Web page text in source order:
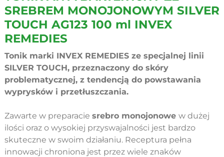
SREBREM MONOJONOWYM SILVER
TOUCH AG123 100 ml INVEX
REMEDIES
Tonik marki INVEX REMEDIES ze specjalnej linii
SILVER TOUCH, przeznaczony do skóry
problematycznej, z tendencją do powstawania
wyprysków i przetłuszczania.
Zawarte w preparacie srebro monojonowe w dużej
ilości oraz o wysokiej przyswajalności jest bardzo
skuteczne w swoim działaniu. Receptura pełna
innowacji chroniona jest przez wiele znaków